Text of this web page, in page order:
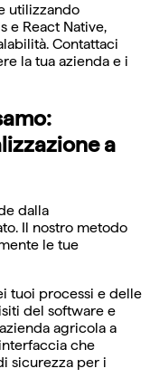
utilizzando
e React Native,
Contattaci
la tua azienda e i
a
dalla
Il nostro metodo
le tue
tuoi processi e delle
del software e
agricola a
che
sicurezza per i